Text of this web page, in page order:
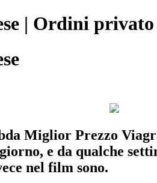
| Ordini privato
Miglior Prezzo
e da qualche
nel film sono.